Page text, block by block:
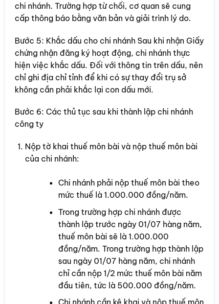
chi nhánh. Trường hợp từ chối, cơ quan sẽ cung
cấp thông báo bằng văn bản và giải trình lý do.
Bước 5: Khắc dấu cho chi nhánh Sau khi nhận Giấy
chứng nhận đăng ký hoạt động, chi nhánh thực
hiện việc khắc dấu. Đối với thông tin trên dấu, nên
chỉ ghi địa chỉ tỉnh để khi có sự thay đổi trụ sở
không cần phải khắc lại con dấu mới.
Bước 6: Các thủ tục sau khi thành lập chi nhánh
công ty
Nộp tờ khai thuế môn bài và nộp thuế môn bài
của chi nhánh:
Chi nhánh phải nộp thuế môn bài theo
mức thuế là 1.000.000 đồng/năm.
Trong trường hợp chi nhánh được
thành lập trước ngày 01/07 hàng năm,
thuế môn bài sẽ là 1.000.000
đồng/năm. Trong trường hợp thành lập
sau ngày 01/07 hàng năm, chi nhánh
chỉ cần nộp 1/2 mức thuế môn bài năm
đầu tiên, tức là 500.000 đồng/năm.